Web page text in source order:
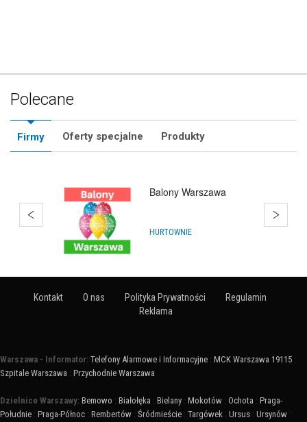
Polecane
Firmy Oferty specjalne Produkty
Balony Warszawa
HURTOWNIE
Kontakt O nas Polityka Prywatności
Regulamin
Reklama
Warszawa - Informator: Telefony Alarmowe i Informacyjne : MCK Warszawa 19115 :
Szpitale Warszawa : Przychodnie Warszawa
Dzielnice Warszawy: Bemowo : Białołęka : Bielany : Mokotów : Ochota : Praga-
Południe : Praga-Północ : Rembertów : Śródmieście : Targówek : Ursus : Ursynów :